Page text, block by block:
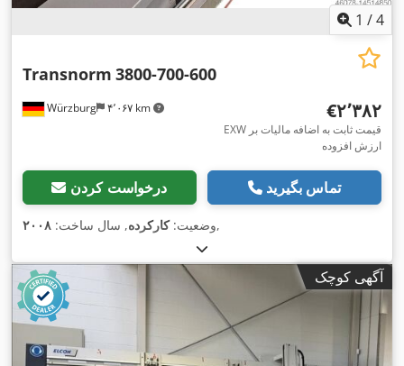
1 /4
Würzburg ۴٬۰۶۷ km
Transnorm 3800-700-600
‎€۲٬۳۸۲
EXW قیمت ثابت به اضافه مالیات بر
ارزش افزوده
درخواست کردن تماس بگیرید
وضعیت:کارکرده, سال ساخت: ۲۰۰۸ ,
آگهی کوچک